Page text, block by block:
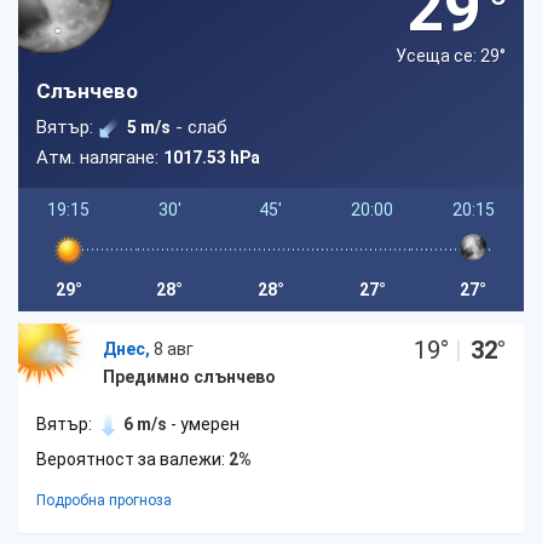
Усеща се: 29°
Слънчево
Вятър: 5 m/s - слаб
Атм. налягане: 1017.53 hPa
19:15
29°
30'
28°
45'
28°
20:00
27°
20:15
27°
Днес, 8 авг
Предимно слънчево
19° | 32°
Вятър: 6 m/s - умерен
Вероятност за валежи: 2%
Подробна прогноза